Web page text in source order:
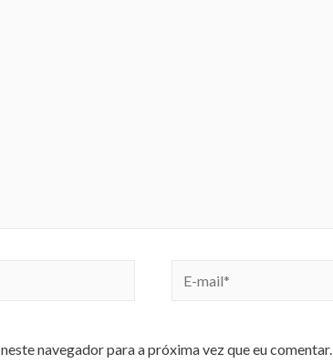
navegador para a próxima vez que eu comentar.